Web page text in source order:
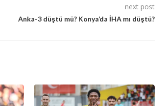
next post
Anka-3 düştü mü? Konya’da İHA mı düştü?